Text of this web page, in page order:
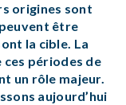
origines sont
être
la cible. La
ces périodes de
un rôle majeur.
aujourd’hui